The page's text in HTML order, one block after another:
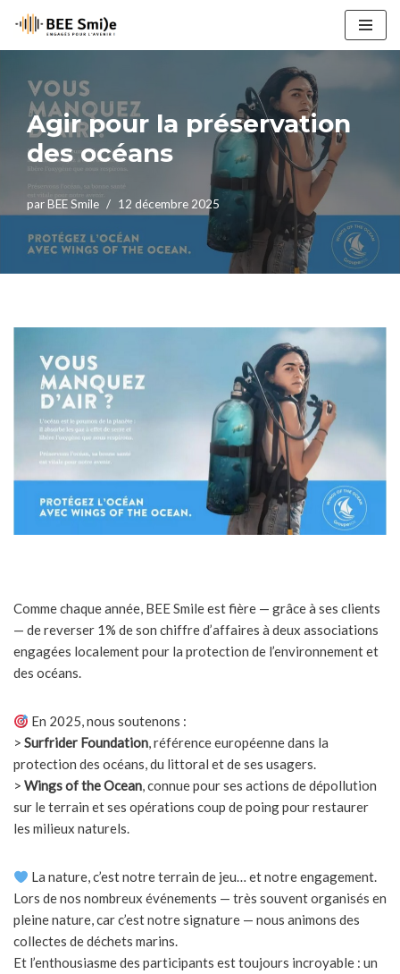
Aller
contenu
Agir pour la préservation
des océans
parBEE Smile 12 décembre 2025
Comme chaque année, BEE Smile est fière — grâce à ses clients
— de reverser 1% de son chiffre d’affaires à deux associations
engagées localement pour la protection de l’environnement et
des océans.
En 2025, nous soutenons :
> Surfrider Foundation, référence européenne dans la
protection des océans, du littoral et de ses usagers.
> Wings of the Ocean, connue pour ses actions de dépollution
sur le terrain et ses opérations coup de poing pour restaurer
les milieux naturels.
La nature, c’est notre terrain de jeu… et notre engagement.
Lors de nos nombreux événements — très souvent organisés en
pleine nature, car c’est notre signature — nous animons des
collectes de déchets marins.
Et l’enthousiasme des participants est toujours incroyable : un